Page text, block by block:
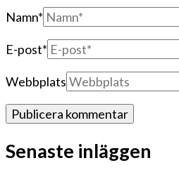
Namn*
E-post*
Webbplats
Senaste inläggen